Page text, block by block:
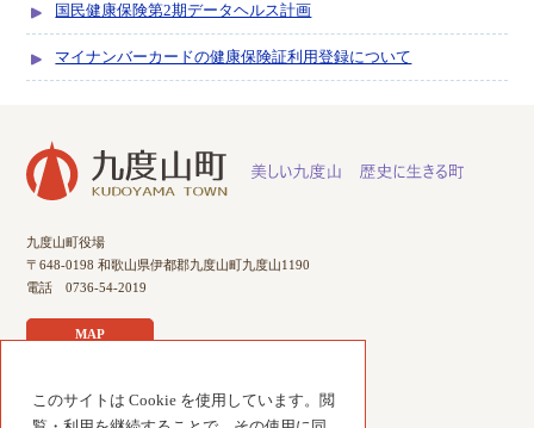
このサイトは Cookie を使用しています。閲
国民健康保険第2期データヘルス計画
マイナンバーカードの健康保険証利用登録について
九度山町役場
〒648-0198 和歌山県伊都郡九度山町九度山1190
電話 0736-54-2019
MAP
サイトのご利用について